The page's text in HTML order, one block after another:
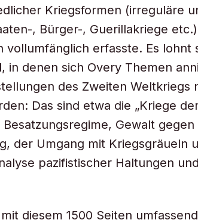
Kriegsformen (irreguläre
, Bürger-, Guerillakriege
vollumfänglich erfasste. Es lohnt
in denen sich Overy Themen
des Zweiten Weltkriegs
Das sind etwa die „Kriege
Gewalt gegen
der Umgang mit Kriegsgräueln
pazifistischer Haltungen
diesem 1500 Seiten